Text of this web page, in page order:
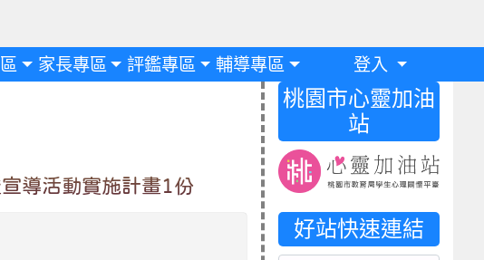
家長專區 評鑑專區 輔導專區 登入
導活動實施計畫1份
桃園市心靈加油
站
好站快速連結